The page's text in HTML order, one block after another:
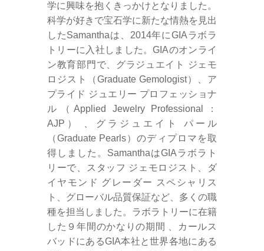
学に興味を抱くきっかけとなりました。
科学が好きで宝石学に新たな情熱を見出
したSamanthaは、2014年にGIAラボラ
トリーに入社しました。GIAのオンライ
ン教育部門で、グラジュエイト ジェモ
ロジスト（Graduate Gemologist）、ア
プライド ジュエリー プロフェッショナ
ル（Applied Jewelry Professional：
AJP） 、グラジュエイト パール
（Graduate Pearls）のディプロマを取
得しました。SamanthaはGIAラボラト
リーで、スタッフ ジェモロジスト、ダ
イヤモンド グレーダー スペシャリス
ト、グローバル品質保証など、多くの職
種を担当しました。ラボラトリーに在籍
した９年間のかなりの期間 、カールス
バッドにあるGIA本社と世界各地にある